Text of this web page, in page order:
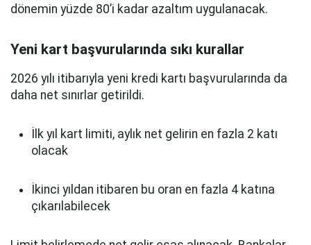
dönemin yüzde 80’i kadar azaltım uygulanacak.
Yeni kart başvurularında sıkı kurallar
2026 yılı itibarıyla yeni kredi kartı başvurularında da
daha net sınırlar getirildi.
İlk yıl kart limiti, aylık net gelirin en fazla 2 katı
olacak
İkinci yıldan itibaren bu oran en fazla 4 katına
çıkarılabilecek